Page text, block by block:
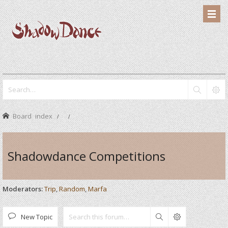
Board index
Shadowdance Competitions
Moderators:Trip,Random,Marfa
New Topic Search